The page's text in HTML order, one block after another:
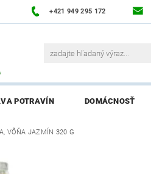
+421 949 295 172
POTRAVÍN DOMÁCNOSŤ
NÁM
AFFILIATE PARTNERA
VÔŇA JAZMÍN 320 G